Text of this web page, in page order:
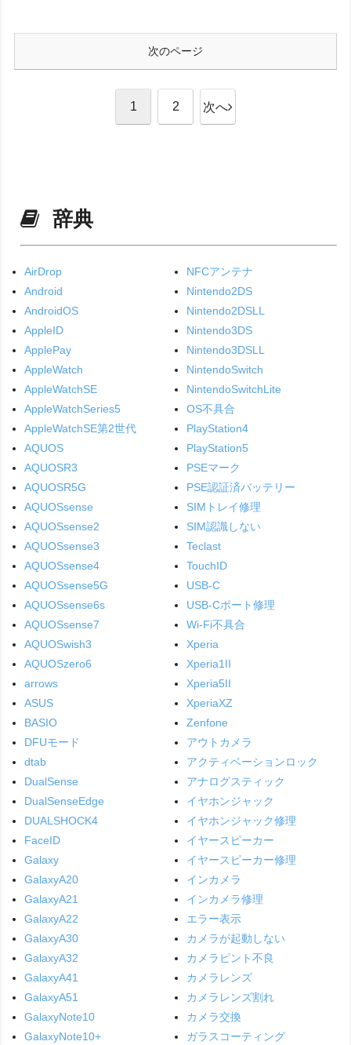
次のページ
1 2 次へ
辞典
AirDrop
Android
AndroidOS
AppleID
ApplePay
AppleWatch
AppleWatchSE
AppleWatchSeries5
AppleWatchSE第2世代
AQUOS
AQUOSR3
AQUOSR5G
AQUOSsense
AQUOSsense2
AQUOSsense3
AQUOSsense4
AQUOSsense5G
AQUOSsense6s
AQUOSsense7
AQUOSwish3
AQUOSzero6
arrows
ASUS
BASIO
DFUモード
dtab
DualSense
DualSenseEdge
DUALSHOCK4
FaceID
Galaxy
GalaxyA20
GalaxyA21
GalaxyA22
GalaxyA30
GalaxyA32
GalaxyA41
GalaxyA51
GalaxyNote10
GalaxyNote10+
NFCアンテナ
Nintendo2DS
Nintendo2DSLL
Nintendo3DS
Nintendo3DSLL
NintendoSwitch
NintendoSwitchLite
OS不具合
PlayStation4
PlayStation5
PSEマーク
PSE認証済バッテリー
SIMトレイ修理
SIM認識しない
Teclast
TouchID
USB-C
USB-Cポート修理
Wi-Fi不具合
Xperia
Xperia1II
Xperia5II
XperiaXZ
Zenfone
アウトカメラ
アクティベーションロック
アナログスティック
イヤホンジャック
イヤホンジャック修理
イヤースピーカー
イヤースピーカー修理
インカメラ
インカメラ修理
エラー表示
カメラが起動しない
カメラピント不良
カメラレンズ
カメラレンズ割れ
カメラ交換
ガラスコーティング